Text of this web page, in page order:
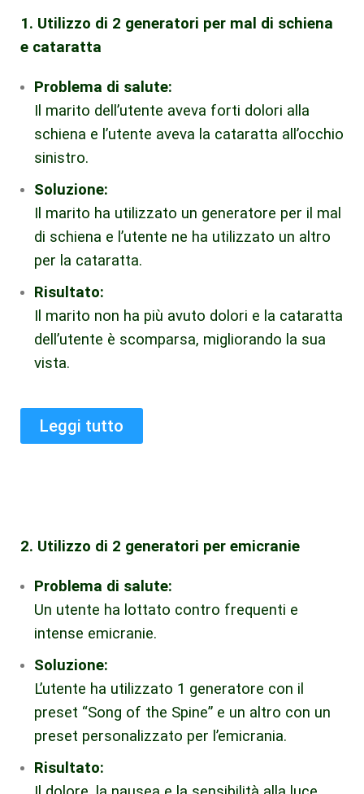
1. Utilizzo di 2 generatori per mal di schiena
e cataratta
Problema di salute:
Il marito dell’utente aveva forti dolori alla
schiena e l’utente aveva la cataratta all’occhio
sinistro.
Soluzione:
Il marito ha utilizzato un generatore per il mal
di schiena e l’utente ne ha utilizzato un altro
per la cataratta.
Risultato:
Il marito non ha più avuto dolori e la cataratta
dell’utente è scomparsa, migliorando la sua
vista.
Leggi tutto
2. Utilizzo di 2 generatori per emicranie
Problema di salute:
Un utente ha lottato contro frequenti e
intense emicranie.
Soluzione:
L’utente ha utilizzato 1 generatore con il
preset “Song of the Spine” e un altro con un
preset personalizzato per l’emicrania.
Risultato: